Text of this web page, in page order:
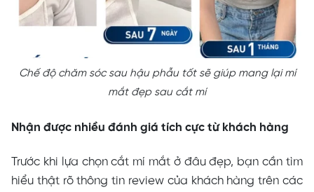
Chế độ chăm sóc sau hậu phẫu tốt sẽ giúp mang lại mí
mắt đẹp sau cắt mí
Nhận được nhiều đánh giá tích cực từ khách hàng
Trước khi lựa chọn cắt mí mắt ở đâu đẹp, bạn cần tìm
hiểu thật rõ thông tin review của khách hàng trên các